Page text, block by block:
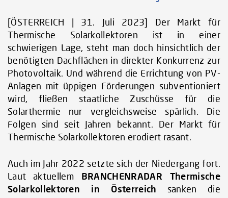
[ÖSTERREICH | 31. Juli 2023] Der Markt für
Thermische Solarkollektoren ist in einer
schwierigen Lage, steht man doch hinsichtlich der
benötigten Dachflächen in direkter Konkurrenz zur
Photovoltaik. Und während die Errichtung von PV-
Anlagen mit üppigen Förderungen subventioniert
wird, fließen staatliche Zuschüsse für die
Solarthermie nur vergleichsweise spärlich. Die
Folgen sind seit Jahren bekannt. Der Markt für
Thermische Solarkollektoren erodiert rasant.
Auch im Jahr 2022 setzte sich der Niedergang fort.
Laut aktuellemBRANCHENRADAR Thermische
Solarkollektoren in Österreich sanken die